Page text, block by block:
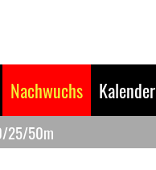
Nachwuchs Kalender
25/50m